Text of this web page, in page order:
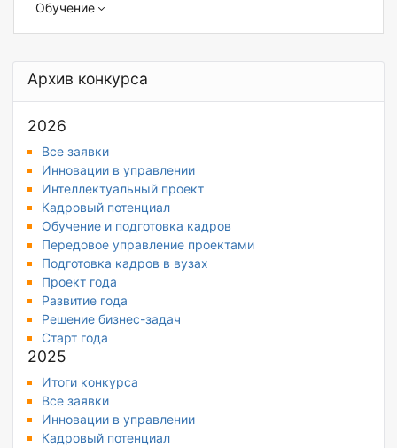
Обучение
Архив конкурса
2026
Все заявки
Инновации в управлении
Интеллектуальный проект
Кадровый потенциал
Обучение и подготовка кадров
Передовое управление проектами
Подготовка кадров в вузах
Проект года
Развитие года
Решение бизнес-задач
Старт года
2025
Итоги конкурса
Все заявки
Инновации в управлении
Кадровый потенциал